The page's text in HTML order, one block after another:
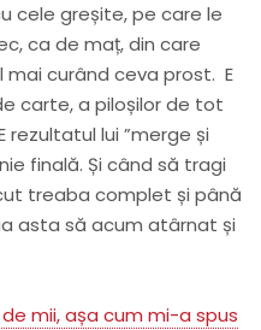
cele greșite, pe care le
ca de maț, din care
mai curând ceva prost. E
carte, a piloșilor de tot
rezultatul lui ”merge și
finală. Și când să tragi
treaba complet și până
asta să acum atârnat și
mii, așa cum mi-a spus